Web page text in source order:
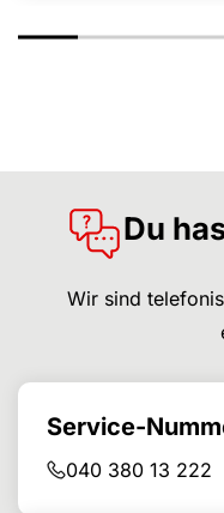
Du
Wir sind
Service-
040 380 13 222